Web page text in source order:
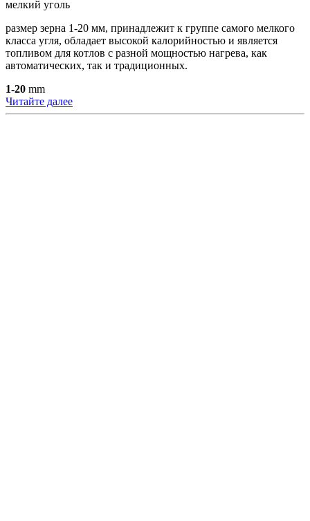
мелкий уголь
размер зерна 1-20 мм, принадлежит к группе самого мелкого
класса угля, обладает высокой калорийностью и является
топливом для котлов с разной мощностью нагрева, как
автоматических, так и традиционных.
1-20 mm
Читайте далее